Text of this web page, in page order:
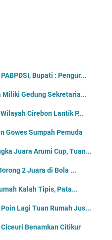
Bupati : Pengur...
Miliki Gedung Sekretaria...
Cirebon Lantik P...
Gowes Sumpah Pemuda
Juara Arumi Cup, Tuan...
2 Juara di Bola ...
Kalah Tipis, Pata...
Lagi Tuan Rumah Jus...
Benamkan Citikur